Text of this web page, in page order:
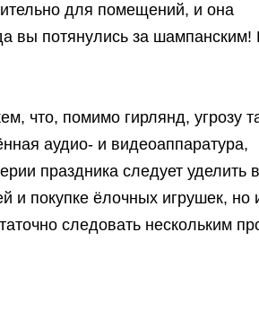
для помещений, и она
вы потянулись за шампанским!
что, помимо гирлянд, угрозу
аудио- и видеоаппаратура,
праздника следует уделить
и покупке ёлочных игрушек, но
следовать нескольким